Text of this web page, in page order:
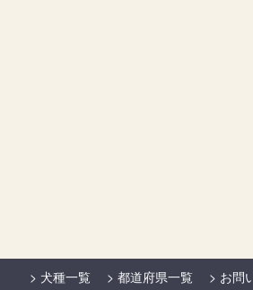
> 犬種一覧 > 都道府県一覧 > お問